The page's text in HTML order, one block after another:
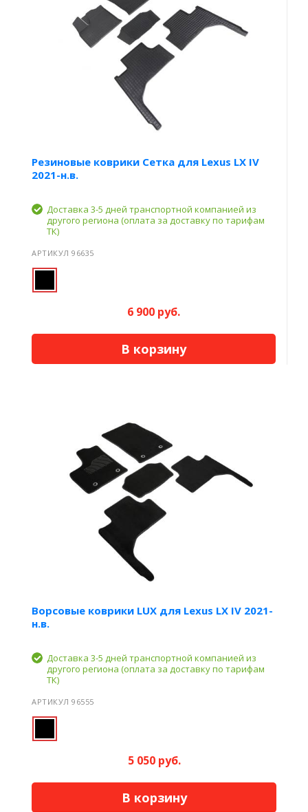
Резиновые коврики Сетка для Lexus LX IV
2021-н.в.
Доставка 3-5 дней транспортной компанией из
другого региона (оплата за доставку по тарифам
ТК)
АРТИКУЛ 96635
6 900 руб.
В корзину
Ворсовые коврики LUX для Lexus LX IV 2021-
н.в.
Доставка 3-5 дней транспортной компанией из
другого региона (оплата за доставку по тарифам
ТК)
АРТИКУЛ 96555
5 050 руб.
В корзину